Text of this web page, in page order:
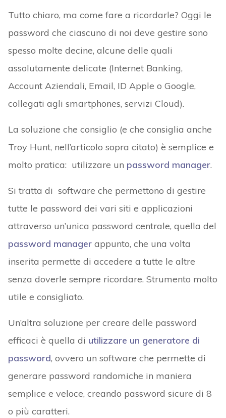
Tutto chiaro, ma come fare a ricordarle? Oggi le
password che ciascuno di noi deve gestire sono
spesso molte decine, alcune delle quali
assolutamente delicate (Internet Banking,
Account Aziendali, Email, ID Apple o Google,
collegati agli smartphones, servizi Cloud).
La soluzione che consiglio (e che consiglia anche
Troy Hunt, nell’articolo sopra citato) è semplice e
molto pratica: utilizzare un password manager.
Si tratta di software che permettono di gestire
tutte le password dei vari siti e applicazioni
attraverso un’unica password centrale, quella del
password manager appunto, che una volta
inserita permette di accedere a tutte le altre
senza doverle sempre ricordare. Strumento molto
utile e consigliato.
Un’altra soluzione per creare delle password
efficaci è quella di utilizzare un generatore di
password, ovvero un software che permette di
generare password randomiche in maniera
semplice e veloce, creando password sicure di 8
o più caratteri.